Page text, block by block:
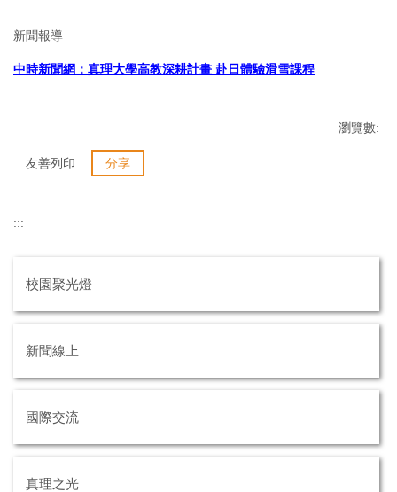
新聞報導
中時新聞網：真理大學高教深耕計畫 赴日體驗滑雪課程
瀏覽數:
友善列印 分享
:::
校園聚光燈
新聞線上
國際交流
真理之光